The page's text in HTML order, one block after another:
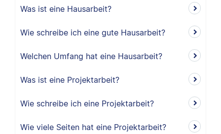
Was ist eine Hausarbeit?
Wie schreibe ich eine gute Hausarbeit?
Welchen Umfang hat eine Hausarbeit?
Was ist eine Projektarbeit?
Wie schreibe ich eine Projektarbeit?
Wie viele Seiten hat eine Projektarbeit?